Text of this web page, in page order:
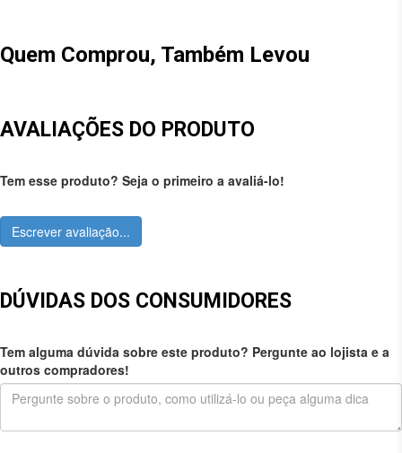
Quem Comprou, Também Levou
AVALIAÇÕES DO PRODUTO
Tem esse produto? Seja o primeiro a avaliá-lo!
Escrever avaliação...
DÚVIDAS DOS CONSUMIDORES
Tem alguma dúvida sobre este produto? Pergunte ao lojista e a
outros compradores!